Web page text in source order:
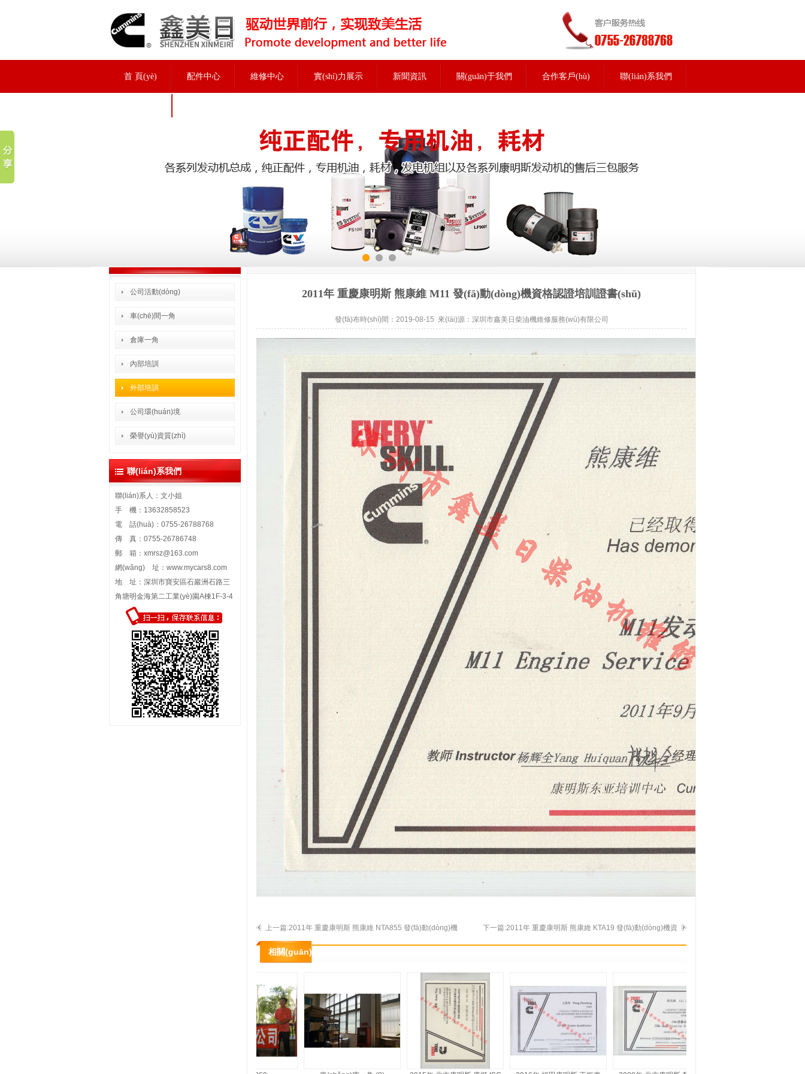
首 頁(yè) 配件中心 維修中心 實(shí)力展示 新聞資訊 關(guān)于我們 合作客戶(hù) 聯(lián)系我們
公司活動(dòng)
車(chē)間一角
倉庫一角
內部培訓
外部培訓
公司環(huán)境
榮譽(yù)資質(zhì)
聯(lián)系我們
聯(lián)系人：文小姐
手 機：13632858523
電 話(huà)：0755-26788768
傳 真：0755-26786748
郵 箱： xmrsz@163.com
網(wǎng) 址： www.mycars8.com
地 址：深圳市寶安區石巖洲石路三
角塘明金海第二工業(yè)園A棟1F-3-4
實(shí)力展示> 外部培訓
2011年 重慶康明斯 熊康維 M11 發(fā)動(dòng)機資格認證培訓證書(shū)
發(fā)布時(shí)間：2019-08-15 來(lái)源： 深圳市鑫美日柴油機維修服務(wù)有限公司
上一篇:2011年 重慶康明斯 熊康維 NTA855 發(fā)動(dòng)機
資格認證培訓證書(shū)
下一篇:2011年 重慶康明斯 熊康維 KTA19 發(fā)動(dòng)機資
相關(guān)展示